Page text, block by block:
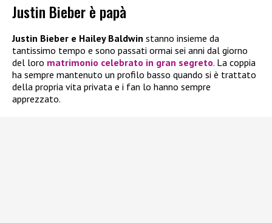
Justin Bieber è papà
Justin Bieber e Hailey Baldwin stanno insieme da
tantissimo tempo e sono passati ormai sei anni dal giorno
del loro matrimonio celebrato in gran segreto. La coppia
ha sempre mantenuto un profilo basso quando si è trattato
della propria vita privata e i fan lo hanno sempre
apprezzato.